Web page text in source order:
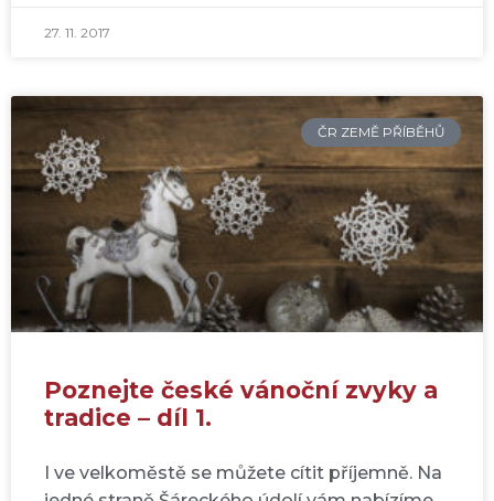
27. 11. 2017
ČR ZEMĚ PŘÍBĚHŮ
Poznejte české vánoční zvyky a
tradice – díl 1.
I ve velkoměstě se můžete cítit příjemně. Na